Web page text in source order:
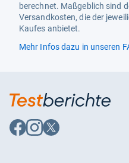
berechnet. Maßgeblich sind
Versandkosten, die der
Kaufes anbietet.
Mehr Infos dazu in unseren
Auf
Facebook
Auf
Instagram
Auf
X